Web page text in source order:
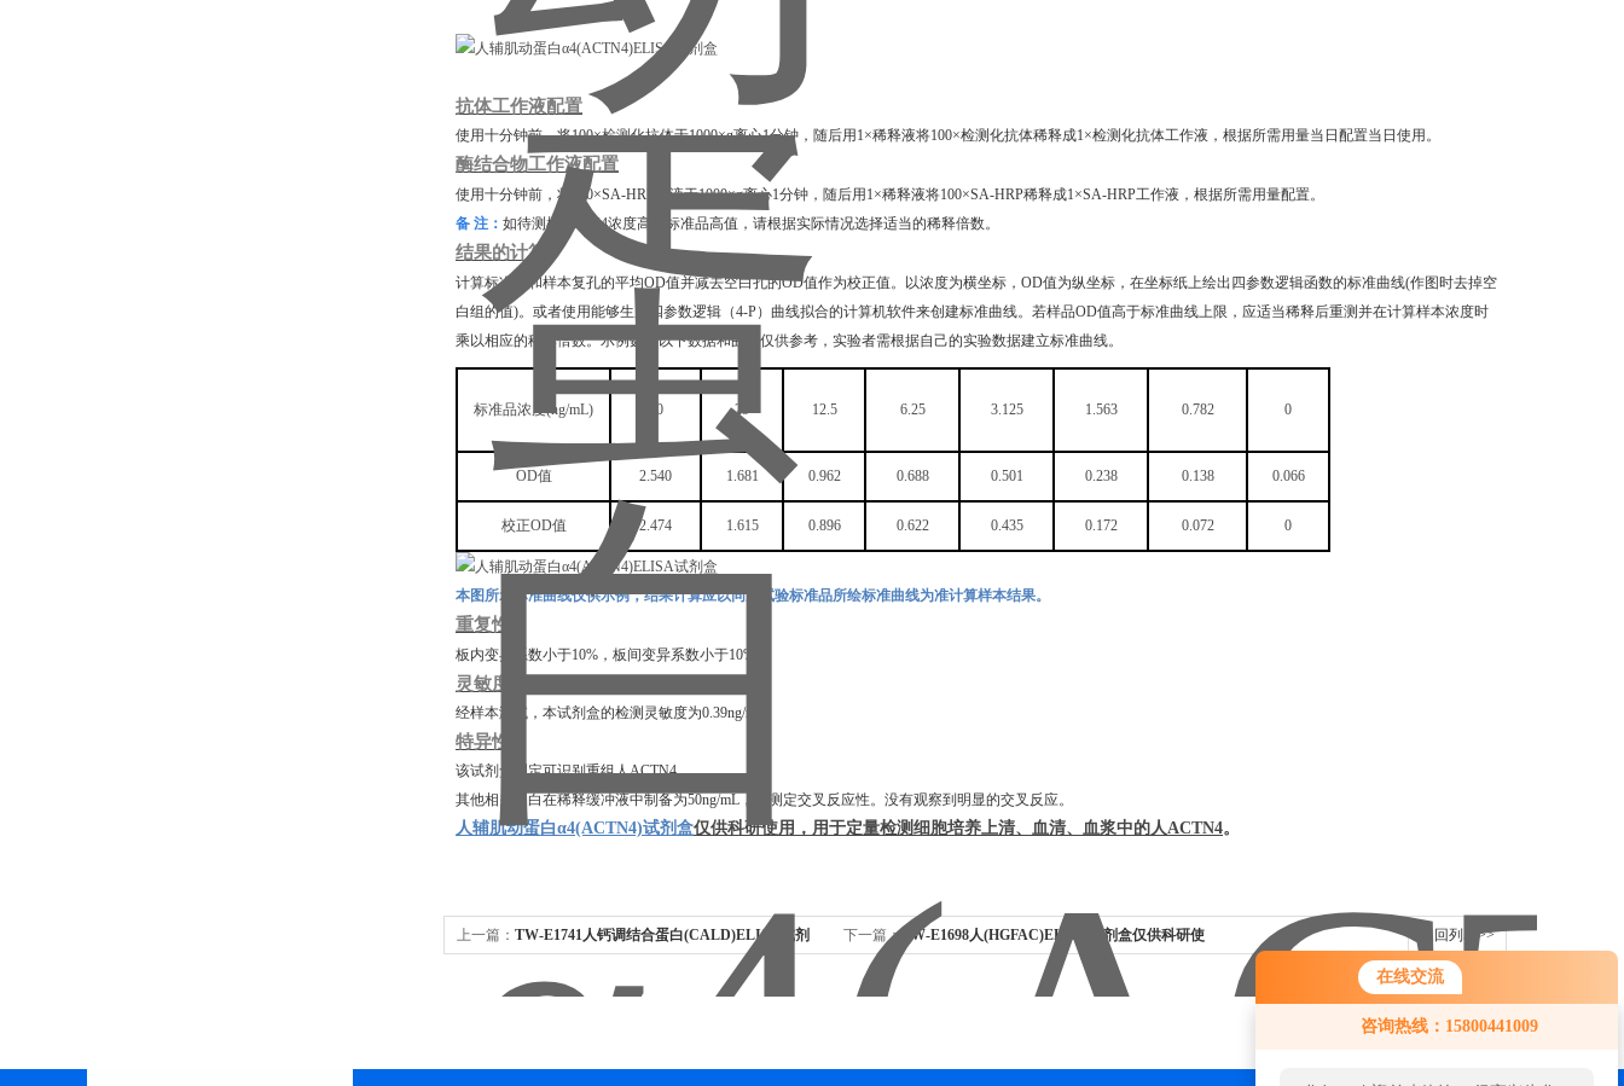
在线交流
咨询热线：15800441009
您好！欢迎前来咨询，很高兴为您
服务，请问您要咨询什么问题呢？
抗体工作液配置
使用十分钟前，将100×检测化抗体于1000×g离心1分钟，随后用1×稀释液将100×检测化抗体稀释成1×检测化抗体工作液，根据所需用量当日配置当日使用。
酶结合物工作液配置
使用十分钟前，将
100×SA-HRP溶液于1000×g离心1分钟，随后用1×稀释液将100×SA-HRP稀释成1×SA-HRP工作液，根据所需用量配置。
备 注： 如待测样 ACTN4浓度高于标准品高值，请根据实际情况选择适当的稀释倍数。
结果的计算
计算标准品和样本复孔的平均OD值并减去空白孔的OD值作为校正值。以浓度为横坐标，OD值为纵坐标，在坐标纸上绘出四参数逻辑函数的标准曲线(作图时去掉空
白组的值)。或者使用能够生成四参数逻辑（4-P）曲线拟合的计算机软件来创建标准曲线。若样品OD值高于标准曲线上限，应适当稀释后重测并在计算样本浓度时
乘以相应的稀释倍数。示例数据以下数据和曲线仅供参考，实验者需根据自己的实验数据建立标准曲线。
标准品浓度(ng/mL) 50 25 12.5 6.25 3.125 1.563 0.782 0
OD值 2.540 1.681 0.962 0.688 0.501 0.238 0.138 0.066
校正OD值 2.474 1.615 0.896 0.622 0.435 0.172 0.072 0
本图所示标准曲线仅供示例，结果计算应以同次试验标准品所绘标准曲线为准计算样本结果。
重复性
板内变异系数小于10%，板间变异系数小于10%。
灵敏度
经样本测试，本试剂盒的检测灵敏度为0.39ng/mL
特异性
该试剂盒测定可识别重组人ACTN4。
其他相关蛋白在稀释缓冲液中制备为50ng/mL，并测定交叉反应性。没有观察到明显的交叉反应。
人辅肌动蛋白α4(ACTN4)试剂盒仅供科研使用，用于定量检测细胞培养上清、血清、血浆中的人ACTN4。
上一篇： TW-E1741人钙调结合蛋白(CALD)ELISA试剂 下一篇： TW-E1698人(HGFAC)ELISA试剂盒仅供科研使 返回列表>>